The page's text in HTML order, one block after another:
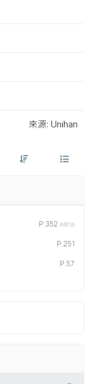
來源: Unihan
P.352 #4856
P.251
P.57